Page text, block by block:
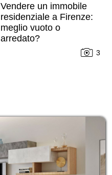
Vendere un immobile
residenziale a Firenze:
meglio vuoto o
arredato?
3